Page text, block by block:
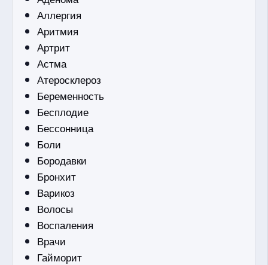
Аллергия
Аритмия
Артрит
Астма
Атеросклероз
Беременность
Бесплодие
Бессонница
Боли
Бородавки
Бронхит
Варикоз
Волосы
Воспаления
Врачи
Гайморит